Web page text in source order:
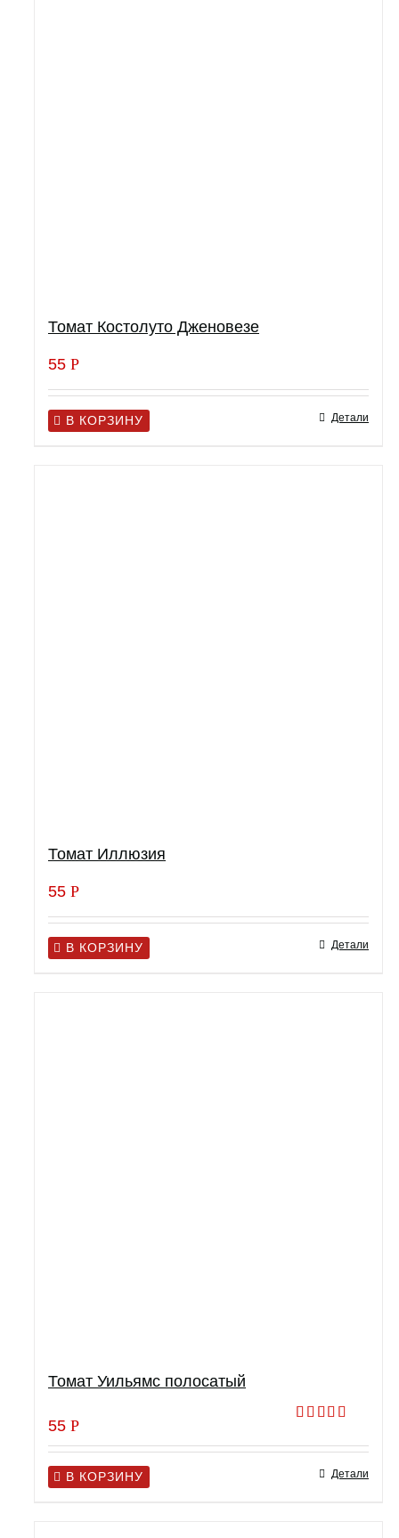
Томат Костолуто Дженовезе
55 Р
В КОРЗИНУ Детали
Томат Иллюзия
55 Р
В КОРЗИНУ Детали
Томат Уильямс полосатый
5.00из 5
55 Р
В КОРЗИНУ Детали